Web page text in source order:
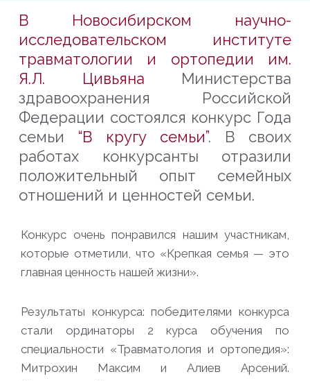
В Новосибирском научно-
исследовательском институте
травматологии и ортопедии им.
Я.Л. Цивьяна Министерства
здравоохранения Российской
Федерации состоялся конкурс Года
семьи “В кругу семьи”. В своих
работах конкурсанты отразили
положительный опыт семейных
отношений и ценностей семьи.
Конкурс очень понравился нашим участникам,
которые отметили, что «Крепкая семья — это
главная ценность нашей жизни».
Результаты конкурса: победителями конкурса
стали ординаторы 2 курса обучения по
специальности «Травматология и ортопедия»:
Митрохин Максим и Алиев Арсений.